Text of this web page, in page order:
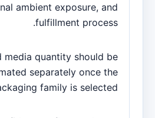
seasonal ambient exposure, and
fulfillment process.
Cold media quantity should be
estimated separately once the
packaging family is selected.